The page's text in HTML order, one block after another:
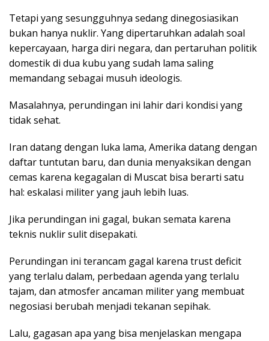
Tetapi yang sesungguhnya sedang dinegosiasikan
bukan hanya nuklir. Yang dipertaruhkan adalah soal
kepercayaan, harga diri negara, dan pertaruhan politik
domestik di dua kubu yang sudah lama saling
memandang sebagai musuh ideologis.
Masalahnya, perundingan ini lahir dari kondisi yang
tidak sehat.
Iran datang dengan luka lama, Amerika datang dengan
daftar tuntutan baru, dan dunia menyaksikan dengan
cemas karena kegagalan di Muscat bisa berarti satu
hal: eskalasi militer yang jauh lebih luas.
Jika perundingan ini gagal, bukan semata karena
teknis nuklir sulit disepakati.
Perundingan ini terancam gagal karena trust deficit
yang terlalu dalam, perbedaan agenda yang terlalu
tajam, dan atmosfer ancaman militer yang membuat
negosiasi berubah menjadi tekanan sepihak.
Lalu, gagasan apa yang bisa menjelaskan mengapa